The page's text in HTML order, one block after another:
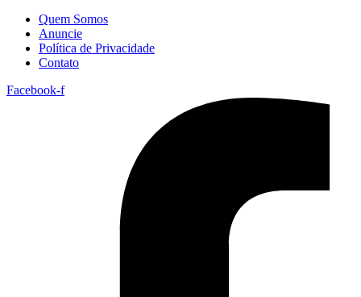
Quem Somos
Anuncie
Política de Privacidade
Contato
Facebook-f